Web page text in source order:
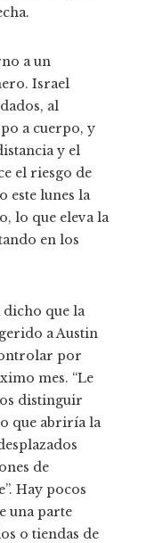
a un
Israel
al
a cuerpo, y
y el
el riesgo de
este lunes la
lo que eleva la
en los
dicho que la
a Austin
por
mes. “Le
distinguir
que abriría la
de
Hay pocos
una parte
o tiendas de